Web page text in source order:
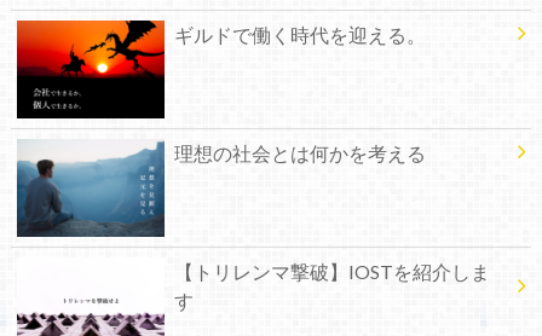
ギルドで働く時代を迎える。
理想の社会とは何かを考える
【トリレンマ撃破】IOSTを紹介しま
す